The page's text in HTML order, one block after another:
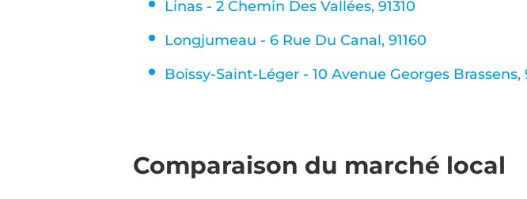
Linas - 2 Chemin Des Vallées, 91310
Longjumeau - 6 Rue Du Canal, 91160
Boissy-Saint-Léger - 10 Avenue Georges Brassens,
Comparaison du marché local